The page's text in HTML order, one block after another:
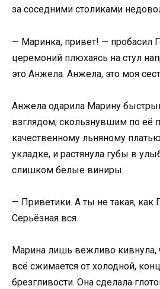
за соседними столиками
— Маринка, привет! — пробасил
церемоний плюхаясь на стул
это Анжела. Анжела, это моя
Анжела одарила Марину
взглядом, скользнувшим по её
качественному льняному
укладке, и растянула губы в
слишком белые виниры.
— Приветики. А ты не такая, как
Серьёзная вся.
Марина лишь вежливо кивнула,
всё сжимается от холодной,
брезгливости. Она сделала